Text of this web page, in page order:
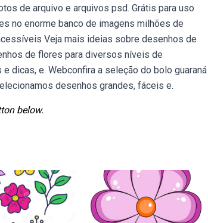
de arquivo e arquivos psd. Grátis para uso
no enorme banco de imagens milhões de
Veja mais ideias sobre desenhos de
de flores para diversos níveis de
dicas, e. Webconfira a seleção do bolo guaraná
desenhos grandes, fáceis e.
below.